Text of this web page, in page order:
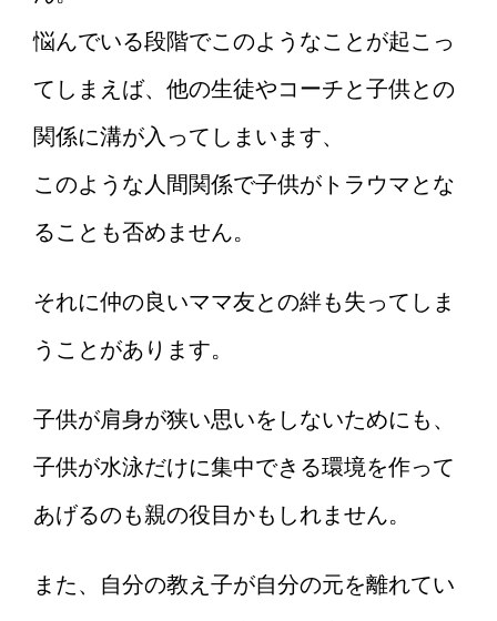
悩んでいる段階でこのようなことが起こっ
てしまえば、他の生徒やコーチと子供との
関係に溝が入ってしまいます、
このような人間関係で子供がトラウマとな
ることも否めません。
それに仲の良いママ友との絆も失ってしま
うことがあります。
子供が肩身が狭い思いをしないためにも、
子供が水泳だけに集中できる環境を作って
あげるのも親の役目かもしれません。
また、自分の教え子が自分の元を離れてい